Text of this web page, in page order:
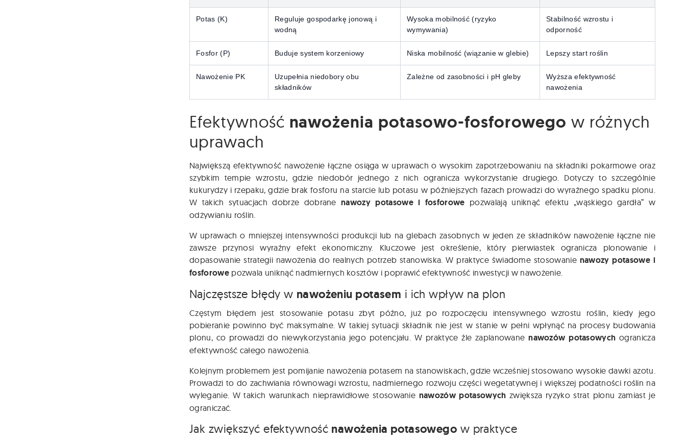
Potas (K)
Reguluje gospodarkę jonową i
wodną
Wysoka mobilność (ryzyko
wymywania)
Stabilność wzrostu i
odporność
Fosfor (P) Buduje system korzeniowy Niska mobilność (wiązanie w glebie) Lepszy start roślin
Nawożenie PK
Uzupełnia niedobory obu
składników
Zależne od zasobności i pH gleby
Wyższa efektywność
nawożenia
Efektywność nawożenia potasowo-fosforowego w różnych
uprawach
Największą efektywność nawożenie łączne osiąga w uprawach o wysokim zapotrzebowaniu na składniki pokarmowe oraz
szybkim tempie wzrostu, gdzie niedobór jednego z nich ogranicza wykorzystanie drugiego. Dotyczy to szczególnie
kukurydzy i rzepaku, gdzie brak fosforu na starcie lub potasu w późniejszych fazach prowadzi do wyraźnego spadku plonu.
W takich sytuacjach dobrze dobranenawozy potasowe i fosforowe pozwalają uniknąć efektu „wąskiego gardła” w
odżywianiu roślin.
W uprawach o mniejszej intensywności produkcji lub na glebach zasobnych w jeden ze składników nawożenie łączne nie
zawsze przynosi wyraźny efekt ekonomiczny. Kluczowe jest określenie, który pierwiastek ogranicza plonowanie i
dopasowanie strategii nawożenia do realnych potrzeb stanowiska. W praktyce świadome stosowanie nawozy potasowe i
fosforowepozwala uniknąć nadmiernych kosztów i poprawić efektywność inwestycji w nawożenie.
Najczęstsze błędy w nawożeniu potasem i ich wpływ na plon
Częstym błędem jest stosowanie potasu zbyt późno, już po rozpoczęciu intensywnego wzrostu roślin, kiedy jego
pobieranie powinno być maksymalne. W takiej sytuacji składnik nie jest w stanie w pełni wpłynąć na procesy budowania
plonu, co prowadzi do niewykorzystania jego potencjału. W praktyce źle zaplanowanenawozów potasowych ogranicza
efektywność całego nawożenia.
Kolejnym problemem jest pomijanie nawożenia potasem na stanowiskach, gdzie wcześniej stosowano wysokie dawki azotu.
Prowadzi to do zachwiania równowagi wzrostu, nadmiernego rozwoju części wegetatywnej i większej podatności roślin na
wyleganie. W takich warunkach nieprawidłowe stosowanie nawozów potasowych zwiększa ryzyko strat plonu zamiast je
ograniczać.
Jak zwiększyć efektywność nawożenia potasowego w praktyce